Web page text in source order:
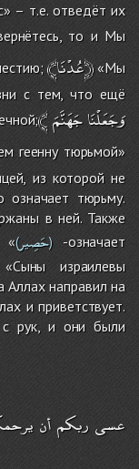
– т.е. отведёт их
то и Мы
﴾عُدْنَا﴿«Мы
с тем, что ещё
﴾ وَجَعَلْنَاجَهَنَّمَ
геенну тюрьмой»
из которой не
означает тюрьму.
в ней. Также
«(حَصِير)-означает
израилевы
Аллах направил на
и приветствует.
рук, и они были
عسىربكم أن